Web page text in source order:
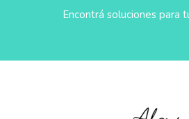
Encontrá soluciones para